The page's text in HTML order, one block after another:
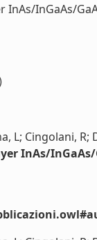
InAs/InGaAs/
L; Cingolani, R;
InAs/